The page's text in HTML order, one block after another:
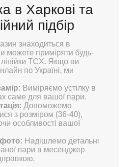
в Харкові та
підбір
знаходиться в
можете приміряти будь-
лінійки TCX. Якщо ви
по Україні, ми
Виміряємо устілку в
саме для вашої пари.
Допоможемо
з розміром (36-40),
особливості вашої
фото: Надішлемо детальні
пари в месенджер